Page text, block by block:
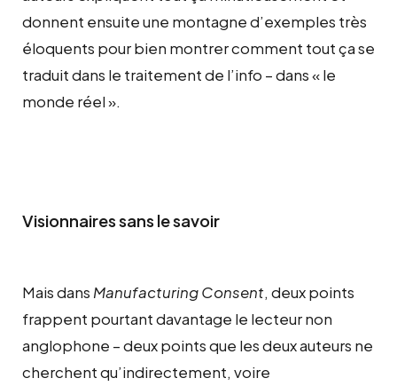
donnent ensuite une montagne d’exemples très
éloquents pour bien montrer comment tout ça se
traduit dans le traitement de l’info – dans « le
monde réel ».
Visionnaires sans le savoir
Mais dans Manufacturing Consent, deux points
frappent pourtant davantage le lecteur non
anglophone – deux points que les deux auteurs ne
cherchent qu’indirectement, voire